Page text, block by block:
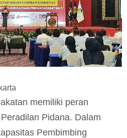
memiliki peran
Pidana. Dalam
Pembimbing